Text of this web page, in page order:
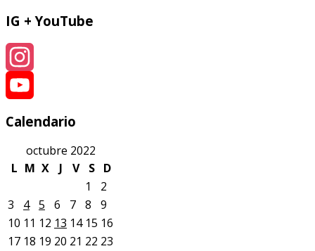
IG + YouTube
Instagram
YouTube
Calendario
octubre 2022
L M X J V S
D
1
2
3
4 5 6 7 8
9
10 11 12 13 14 15 16
17 18 19 20 21 22 23